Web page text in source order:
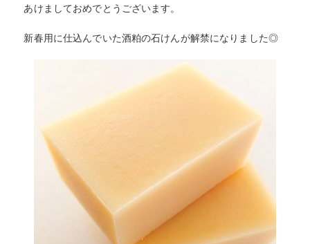
あけましておめでとうございます。
新春用に仕込んでいた酒粕の石けんが解禁になりました◎